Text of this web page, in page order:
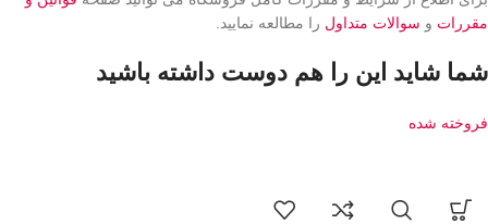
مقررات و سوالات متداول را مطالعه نمایید.
شما شاید این را هم دوست داشته باشید
فروخته شده